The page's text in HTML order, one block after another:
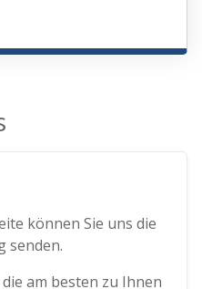
können Sie uns die
senden.
am besten zu Ihnen